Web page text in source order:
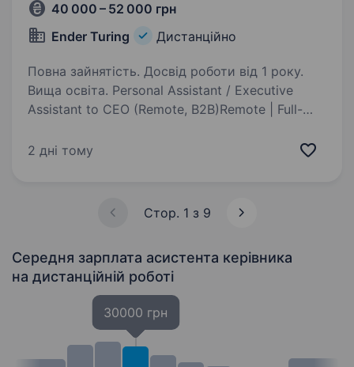
40 000 – 52 000 грн
Ender Turing
Дистанційно
Повна зайнятість. Досвід роботи від 1 року.
Вища освіта. Personal Assistant / Executive
Assistant to CEO (Remote, B2B)Remote | Full-
for someone who wants to become the CEO’s
2 дні тому
Стор. 1 з 9
Середня зарплата асистента керівника
на дистанційній роботі
30000 грн